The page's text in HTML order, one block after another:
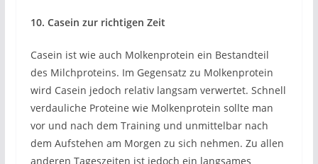
10. Casein zur richtigen Zeit
Casein ist wie auch Molkenprotein ein Bestandteil
des Milchproteins. Im Gegensatz zu Molkenprotein
wird Casein jedoch relativ langsam verwertet. Schnell
verdauliche Proteine wie Molkenprotein sollte man
vor und nach dem Training und unmittelbar nach
dem Aufstehen am Morgen zu sich nehmen. Zu allen
anderen Tageszeiten ist jedoch ein langsames